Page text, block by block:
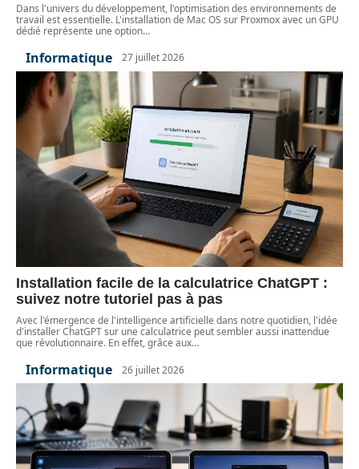
Dans l'univers du développement, l'optimisation des environnements de
travail est essentielle. L'installation de Mac OS sur Proxmox avec un GPU
dédié représente une option…
Informatique 27 juillet 2026
Installation facile de la calculatrice ChatGPT :
suivez notre tutoriel pas à pas
Avec l'émergence de l'intelligence artificielle dans notre quotidien, l'idée
d'installer ChatGPT sur une calculatrice peut sembler aussi inattendue
que révolutionnaire. En effet, grâce aux…
Informatique 26 juillet 2026